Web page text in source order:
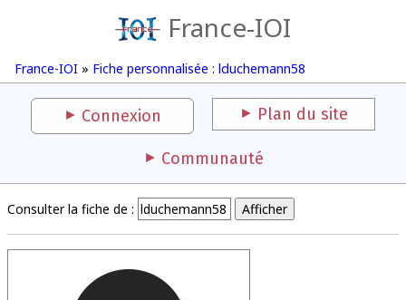
France-IOI
France-IOI » Fiche personnalisée : lduchemann58
Connexion Plan du site
Communauté
Consulter la fiche de :